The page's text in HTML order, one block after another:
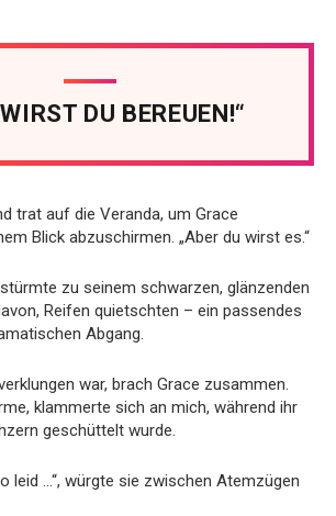
DU BEREUEN!“
trat auf die Veranda, um Grace
Blick abzuschirmen. „Aber du wirst es.“
zu seinem schwarzen, glänzenden
Reifen quietschten – ein passendes
Abgang.
war, brach Grace zusammen.
klammerte sich an mich, während ihr
geschüttelt wurde.
leid …“, würgte sie zwischen Atemzügen